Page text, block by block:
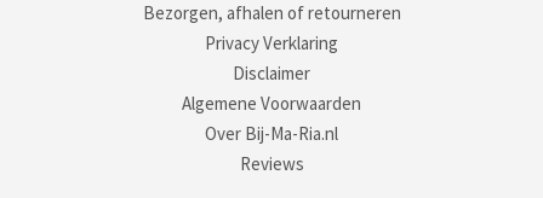
Bezorgen, afhalen of retourneren
Privacy Verklaring
Disclaimer
Algemene Voorwaarden
Over Bij-Ma-Ria.nl
Reviews